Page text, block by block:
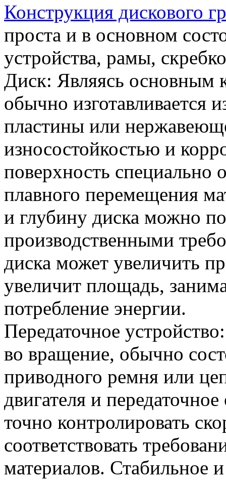
Конструкция дискового
проста и в основном
устройства, рамы,
Диск: Являясь основным
обычно изготавливается
пластины или
износостойкостью и
поверхность специально
плавного перемещения
и глубину диска можно
производственными
диска может увеличить
увеличит площадь,
потребление энергии.
Передаточное
во вращение, обычно
приводного ремня или
двигателя и
точно контролировать
соответствовать
материалов. Стабильное